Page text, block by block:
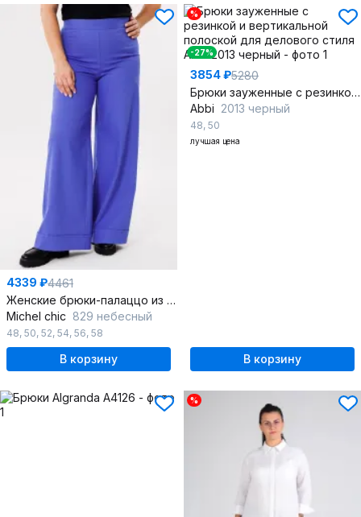
4339 ₽4461
Женские брюки-палаццо из хлопкового джинса
Michel chic 829 небесный
48, 50, 52, 54, 56, 58
В корзину
%
-27%
3854 ₽5280
Брюки зауженные с резинкой и вертикальной полоской для делового стиля
Abbi 2013 черный
48, 50
лучшая цена
В корзину
%